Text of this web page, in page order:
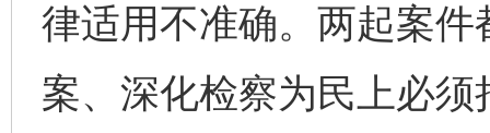
律适用不准确。两起案
案、深化检察为民上必须